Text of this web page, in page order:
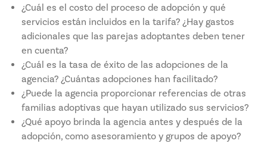
¿Cuál es el costo del proceso de adopción y qué
servicios están incluidos en la tarifa? ¿Hay gastos
adicionales que las parejas adoptantes deben tener
en cuenta?
¿Cuál es la tasa de éxito de las adopciones de la
agencia? ¿Cuántas adopciones han facilitado?
¿Puede la agencia proporcionar referencias de otras
familias adoptivas que hayan utilizado sus servicios?
¿Qué apoyo brinda la agencia antes y después de la
adopción, como asesoramiento y grupos de apoyo?